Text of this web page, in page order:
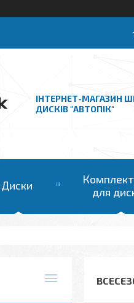
ІНТЕРНЕТ-МАГАЗИН
ДИСКІВ "АВТОПІК"
Диски
для